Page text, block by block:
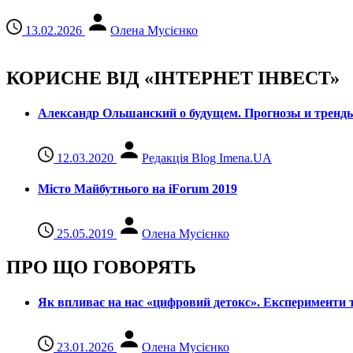
13.02.2026 Олена Мусієнко
КОРИСНЕ ВІД «ІНТЕРНЕТ ІНВЕСТ»
Александр Ольшанский о будущем. Прогнозы и
12.03.2020 Редакція Blog Imena.UA
Місто Майбутнього на iForum 2019
25.05.2019 Олена Мусієнко
ПРО ЩО ГОВОРЯТЬ
Як впливає на нас «цифровий детокс». Експерименти
23.01.2026 Олена Мусієнко